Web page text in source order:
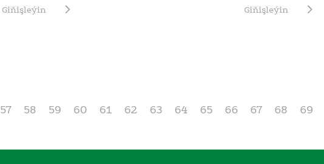
Giňişleýin Giňişleýin
57 58 59 60 61 62 63 64 65 66 67 68 69